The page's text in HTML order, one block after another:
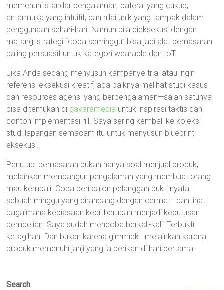
memenuhi standar pengalaman: baterai yang cukup,
antarmuka yang intuitif, dan nilai unik yang tampak dalam
penggunaan sehari-hari. Namun bila dieksekusi dengan
matang, strategi “coba seminggu” bisa jadi alat pemasaran
paling persuasif untuk kategori wearable dan IoT.
Jika Anda sedang menyusun kampanye trial atau ingin
referensi eksekusi kreatif, ada baiknya melihat studi kasus
dan resources agensi yang berpengalaman—salah satunya
bisa ditemukan di gavaramedia untuk inspirasi taktis dan
contoh implementasi riil. Saya sering kembali ke koleksi
studi lapangan semacam itu untuk menyusun blueprint
eksekusi.
Penutup: pemasaran bukan hanya soal menjual produk,
melainkan membangun pengalaman yang membuat orang
mau kembali. Coba beri calon pelanggan bukti nyata—
sebuah minggu yang dirancang dengan cermat—dan lihat
bagaimana kebiasaan kecil berubah menjadi keputusan
pembelian. Saya sudah mencoba berkali-kali. Terbukti
ketagihan. Dan bukan karena gimmick—melainkan karena
produk memenuhi janji yang ia berikan di hari pertama.
Search